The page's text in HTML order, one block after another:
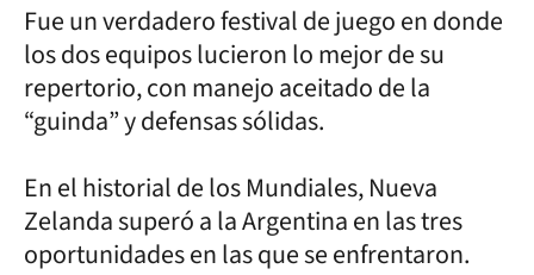
Fue un verdadero festival de juego en donde
los dos equipos lucieron lo mejor de su
repertorio, con manejo aceitado de la
“guinda” y defensas sólidas.
En el historial de los Mundiales, Nueva
Zelanda superó a la Argentina en las tres
oportunidades en las que se enfrentaron.